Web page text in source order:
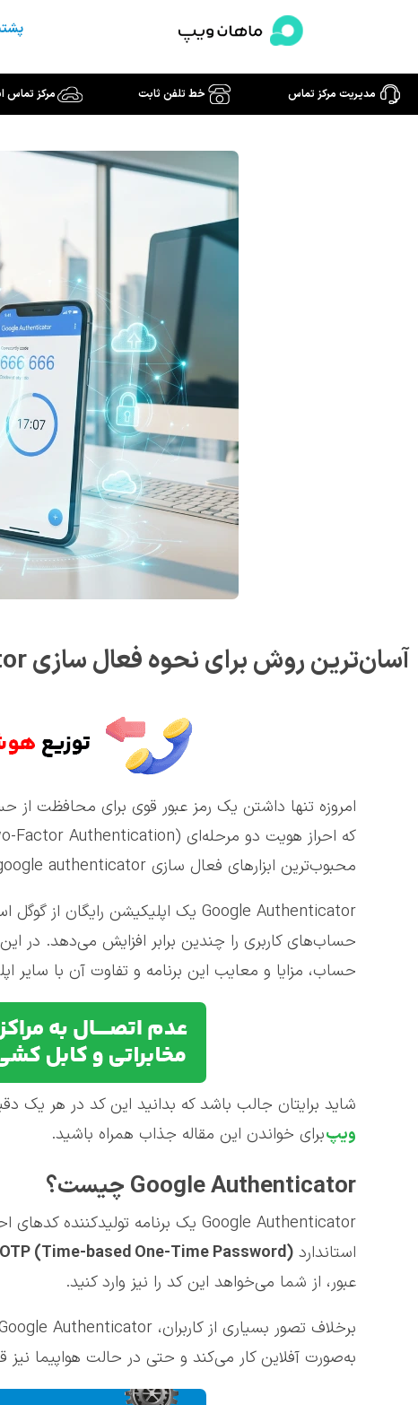
محتوا
مدیریت مرکز تماس خط تلفن ثابت مرکز تماس
آسان‌ترین روش برای نحوه فعال سازی google authenticator
امروزه تنها داشتن یک رمز عبور قوی برای محافظت
محبوب‌ترین ابزارهای فعال سازی google authenticator است.
حساب، مزایا و معایب این برنامه و تفاوت آن با سایر
شاید برایتان جالب باشد که بدانید این کد در هر
ویپبرای خواندن این مقاله جذاب همراه باشید.
Google Authenticator چیست؟
استاندارد (Time-based One-Time Password)
عبور، از شما می‌خواهد این کد را نیز وارد کنید.
به‌صورت آفلاین کار می‌کند و حتی در حالت هواپیما نیز